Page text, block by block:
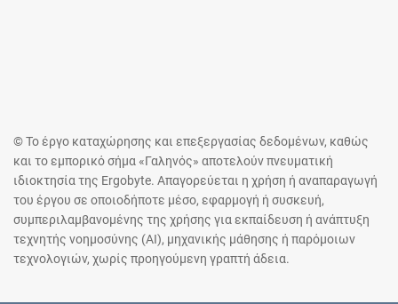
© Το έργο καταχώρησης και επεξεργασίας δεδομένων, καθώς
και το εμπορικό σήμα «Γαληνός» αποτελούν πνευματική
ιδιοκτησία της Ergobyte. Απαγορεύεται η χρήση ή αναπαραγωγή
του έργου σε οποιοδήποτε μέσο, εφαρμογή ή συσκευή,
συμπεριλαμβανομένης της χρήσης για εκπαίδευση ή ανάπτυξη
τεχνητής νοημοσύνης (AI), μηχανικής μάθησης ή παρόμοιων
τεχνολογιών, χωρίς προηγούμενη γραπτή άδεια.